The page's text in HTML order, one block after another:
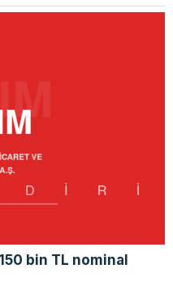
bin TL nominal